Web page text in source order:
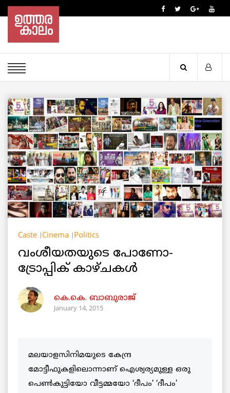
Caste Cinema Politics
വംശീയതയുടെ പോണോ-
ട്രോപ്പിക് കാഴ്ചകള്‍
കെ.കെ. ബാബുരാജ്‌
January 14, 2015
മലയാളസിനിമയുടെ കേന്ദ്ര
മോട്ടീഫുകളിലൊന്നാണ് ഐശ്വര്യമുള്ള ഒരു
പെണ്‍കുട്ടിയോ വീട്ടമ്മയോ ‘ദീപം’ ‘ദീപം’